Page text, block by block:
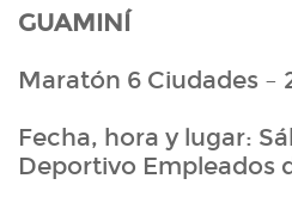
GUAMINÍ
Maratón 6 Ciudades –
Fecha, hora y lugar:
Deportivo Empleados